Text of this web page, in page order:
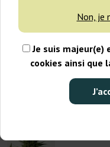
Non, je
Je suis majeur(e)
cookies ainsi que